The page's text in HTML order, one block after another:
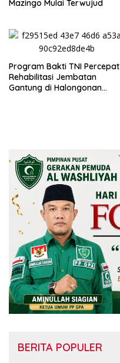
Mazingo Mulai Terwujud
Program Bakti TNI Percepat
Rehabilitasi Jembatan
Gantung di Halongonan
BERITA POPULER